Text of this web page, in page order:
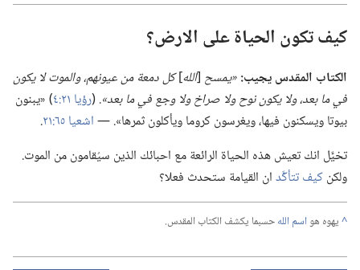
كيف تكون الحياة على الارض؟‏
الكتاب المقدس يجيب:‏‏«يمسح ‏[‏الله‏]كل دمعة من عيونهم،‏ والموتلا يكون
فيما بعد،‏ ولا يكون نوح ولا صراخ ولا وجعفيما بعد».‏‏(‏رؤيا ٢١:‏٤
‏)‏ «يبنون
بيوتا ويسكنون فيها،‏ ويغرسون كروما ويأكلون ثمرها».‏ —‏اشعيا ٦٥:‏٢١
‏.‏
تخيَّل انك تعيش هذه الحياة الرائعة مع احبائك الذين سيُقامون من الموت.‏
ولكنكيف تتأكَّدان القيامة ستحدث فعلا؟‏
^يهوه هواسم اللهحسبما يكشف الكتاب المقدس.‏